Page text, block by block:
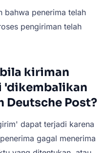
bahwa penerima telah
pengiriman telah
kiriman
'dikembalikan
Deutsche Post?
dapat terjadi karena
gagal menerima